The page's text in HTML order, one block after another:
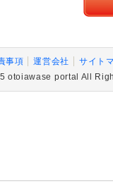
事項 運営会社
サイト
portal All